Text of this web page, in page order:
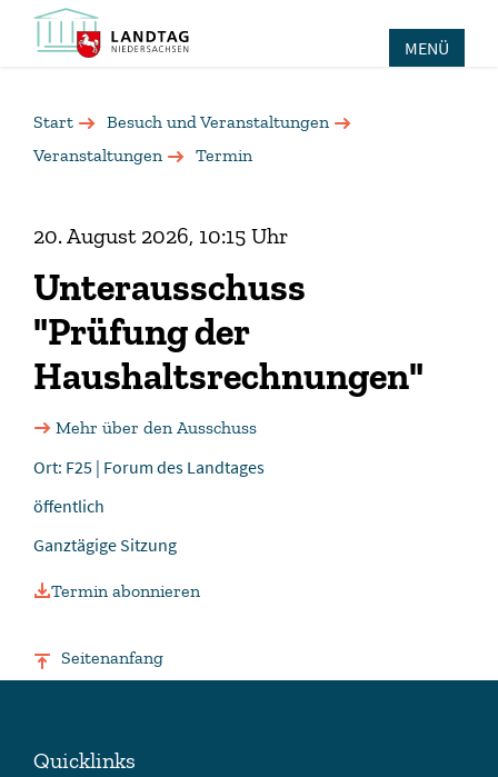
MENÜ
Start
Besuch und Veranstaltungen
Veranstaltungen
Termin
20. August 2026, 10:15 Uhr
Unterausschuss
"Prüfung der
Haushaltsrechnungen"
Mehr über den Ausschuss
Ort: F25 | Forum des Landtages
öffentlich
​Ganztägige Sitzung
Termin abonnieren
Seitenanfang
Quicklinks